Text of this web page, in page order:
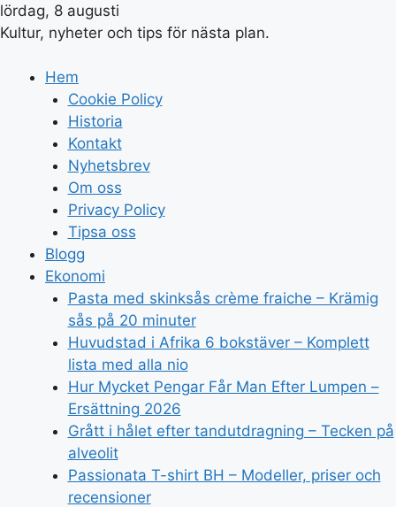
lördag, 8 augusti
Kultur, nyheter och tips för nästa plan.
Hem
Cookie Policy
Historia
Kontakt
Nyhetsbrev
Om oss
Privacy Policy
Tipsa oss
Blogg
Ekonomi
Pasta med skinksås crème fraiche – Krämig
sås på 20 minuter
Huvudstad i Afrika 6 bokstäver – Komplett
lista med alla nio
Hur Mycket Pengar Får Man Efter Lumpen –
Ersättning 2026
Grått i hålet efter tandutdragning – Tecken på
alveolit
Passionata T-shirt BH – Modeller, priser och
recensioner